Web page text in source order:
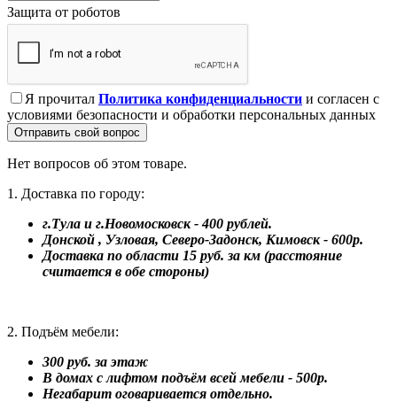
Защита от роботов
Я прочитал Политика конфиденциальности и согласен с
условиями безопасности и обработки персональных данных
Отправить свой вопрос
Нет вопросов об этом товаре.
1. Доставка по городу:
г.Тула и г.Новомосковск - 400 рублей.
Донской , Узловая, Северо-Задонск, Кимовск - 600р.
Доставка по области 15 руб. за км (расстояние
считается в обе стороны)
2. Подъём мебели:
300 руб. за этаж
В домах с лифтом подъём всей мебели - 500р.
Негабарит оговаривается отдельно.